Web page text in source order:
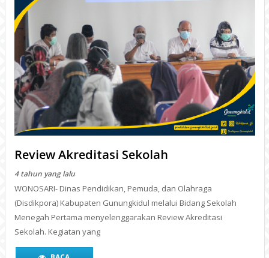
Review Akreditasi Sekolah
4 tahun yang lalu
WONOSARI- Dinas Pendidikan, Pemuda, dan Olahraga
(Disdikpora) Kabupaten Gunungkidul melalui Bidang Sekolah
Menegah Pertama menyelenggarakan Review Akreditasi
BACA